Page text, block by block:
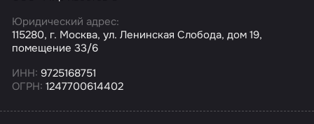
Юридический адрес:
115280, г. Москва, ул. Ленинская Слобода, дом 19,
помещение 33/6
ИНН: 9725168751
ОГРН: 1247700614402